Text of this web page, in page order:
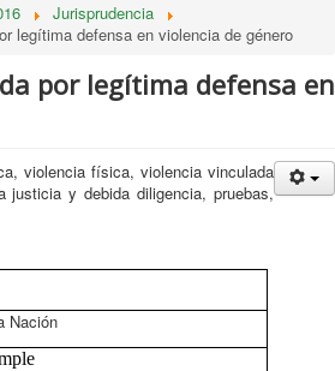
Jurisprudencia
legítima defensa en violencia de género
por legítima defensa en
violencia física, violencia vinculada
y debida diligencia, pruebas,
Nación